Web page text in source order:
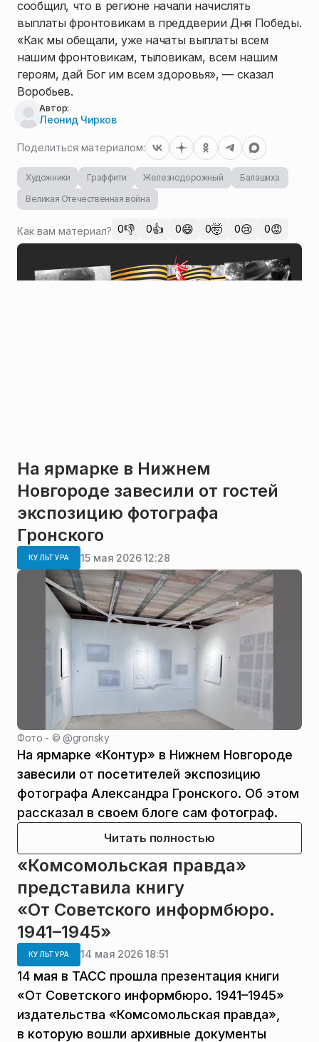
сообщил, что в регионе начали начислять
выплаты фронтовикам в преддверии Дня Победы.
«Как мы обещали, уже начаты выплаты всем
нашим фронтовикам, тыловикам, всем нашим
героям, дай Бог им всем здоровья», — сказал
Воробьев.
Автор:
Леонид Чирков
Поделиться материалом:
Художники Граффити Железнодорожный
Балашиха
Великая Отечественная война
Как вам материал? 0👎 0👍 0😄 0🤯 0😢 0😡
На ярмарке в Нижнем
Новгороде завесили от гостей
экспозицию фотографа
Гронского
КУЛЬТУРА 15 мая 2026 12:28
Фото - ©@gronsky
На ярмарке «Контур» в Нижнем Новгороде
завесили от посетителей экспозицию
фотографа Александра Гронского. Об этом
рассказал в своем блоге сам фотограф.
Читать полностью
«Комсомольская правда»
представила книгу
«От Советского информбюро.
1941–1945»
КУЛЬТУРА 14 мая 2026 18:51
14 мая в ТАСС прошла презентация книги
«От Советского информбюро. 1941–1945»
издательства «Комсомольская правда»,
в которую вошли архивные документы